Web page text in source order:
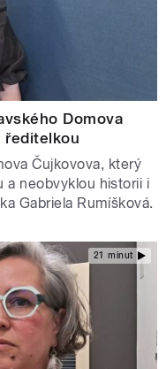
Domova
ředitelkou
Čujkovova, který
a neobvyklou historii i
Gabriela Rumíšková.
21 minut